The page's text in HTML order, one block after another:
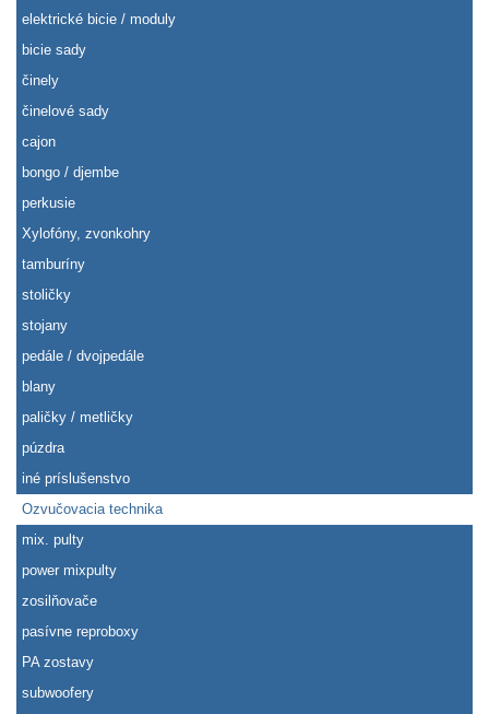
elektrické bicie / moduly
bicie sady
činely
činelové sady
cajon
bongo / djembe
perkusie
Xylofóny, zvonkohry
tamburíny
stoličky
stojany
pedále / dvojpedále
blany
paličky / metličky
púzdra
iné príslušenstvo
Ozvučovacia technika
mix. pulty
power mixpulty
zosilňovače
pasívne reproboxy
PA zostavy
subwoofery